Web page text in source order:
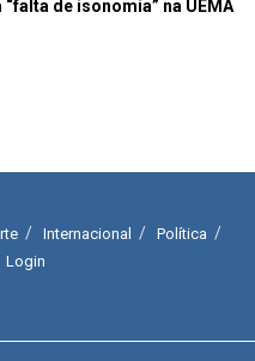
de isonomia” na UEMA
Internacional
Política
Login